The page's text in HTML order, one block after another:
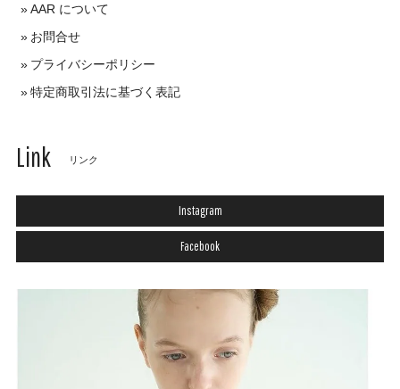
AAR について
お問合せ
プライバシーポリシー
特定商取引法に基づく表記
Link リンク
Instagram
Facebook